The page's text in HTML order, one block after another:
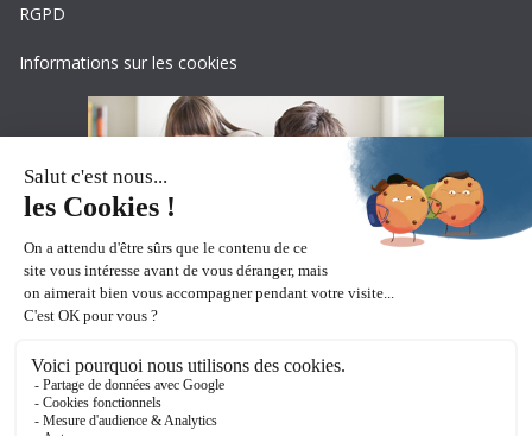
RGPD
Informations sur les cookies